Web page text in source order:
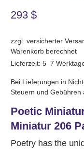
293 $
zzgl. versicherter
Warenkorb berechnet
Lieferzeit: 5–7
Bei Lieferungen in
Steuern und Gebühren
Poetic
Miniatur 206
Poetry has the